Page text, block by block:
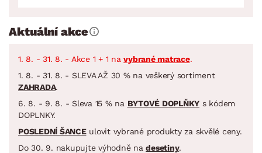
Aktuální akce
1. 8. - 31. 8. - Akce 1 + 1 navybrané matrace.
1. 8. - 31. 8. - SLEVA AŽ 30 % na veškerý sortiment
ZAHRADA.
6. 8. - 9. 8. - Sleva 15 % na BYTOVÉ DOPLŇKY s kódem
DOPLNKY.
POSLEDNÍ ŠANCEulovit vybrané produkty za skvělé ceny.
Do 30. 9. nakupujte výhodně nadesetiny.